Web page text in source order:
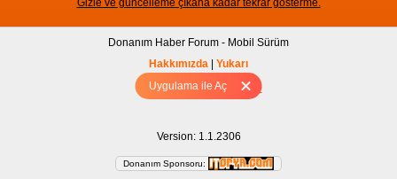
Uygulama ile Aç
Donanım Haber Forum - Mobil Sürüm
Hakkımızda | Yukarı
Tam sürüm için Tıklayınız
Version: 1.1.2306
Donanım Sponsoru: